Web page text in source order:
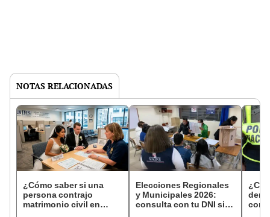
NOTAS RELACIONADAS
¿Cómo saber si una
persona contrajo
matrimonio civil en
Elecciones Regionales
y Municipales 2026:
consulta con tu DNI si
con